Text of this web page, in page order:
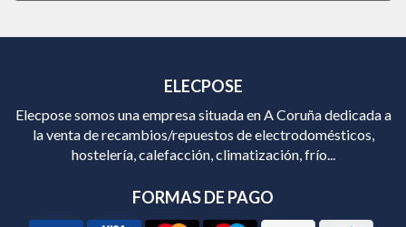
ELECPOSE
Elecpose somos una empresa situada en A Coruña dedicada a
la venta de recambios/repuestos de electrodomésticos,
hostelería, calefacción, climatización, frío...
FORMAS DE PAGO